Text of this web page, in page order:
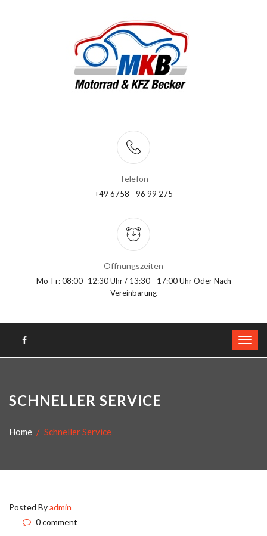
Telefon
+49 6758 - 96 99 275
Öffnungszeiten
Mo-Fr: 08:00 -12:30 Uhr / 13:30 - 17:00 Uhr Oder Nach
Vereinbarung
SCHNELLER SERVICE
Home Schneller Service
Posted Byadmin
0 comment